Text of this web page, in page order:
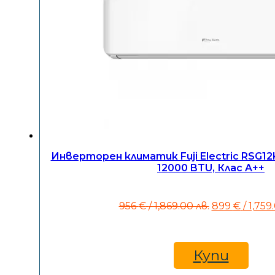
Инверторен климатик Fuji Electric
12000 BTU, Клас A++
956€ / 1,869.00 лв. Original
956 €
/
1,869.00
899 € /
Купи